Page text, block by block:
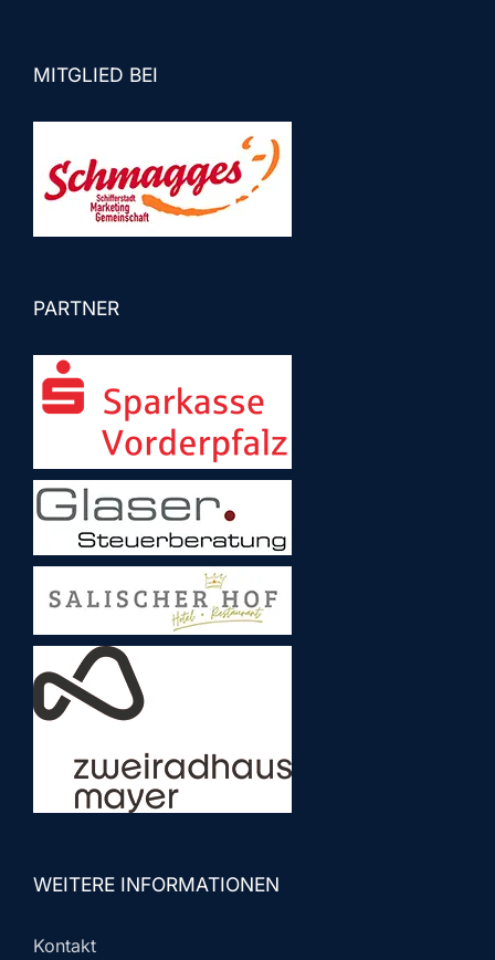
MITGLIED BEI
PARTNER
WEITERE INFORMATIONEN
Kontakt